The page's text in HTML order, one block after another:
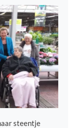
steentje